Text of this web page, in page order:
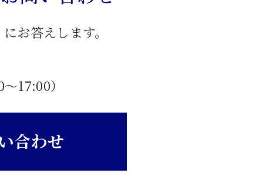
お答えします。
〜17:00）
合わせ